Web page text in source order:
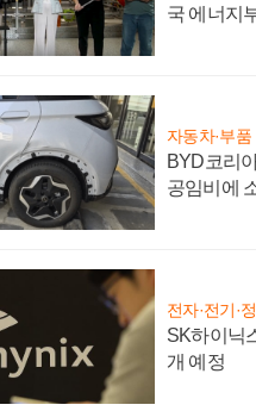
국 에너지
자동차·부품
BYD코리
공임비에
전자·전기·
SK하이닉
개 예정